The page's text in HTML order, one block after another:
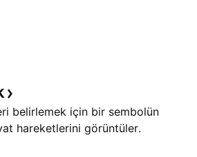
belirlemek için bir sembolün
hareketlerini görüntüler.